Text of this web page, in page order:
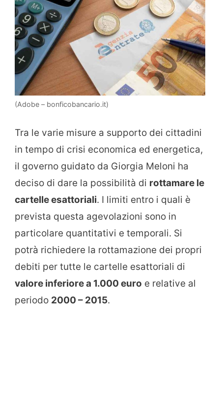
(Adobe – bonficobancario.it)
Tra le varie misure a supporto dei cittadini
in tempo di crisi economica ed energetica,
il governo guidato da Giorgia Meloni ha
deciso di dare la possibilità di rottamare le
cartelle esattoriali. I limiti entro i quali è
prevista questa agevolazioni sono in
particolare quantitativi e temporali. Si
potrà richiedere la rottamazione dei propri
debiti per tutte le cartelle esattoriali di
valore inferiore a 1.000 euro e relative al
periodo 2000 – 2015.